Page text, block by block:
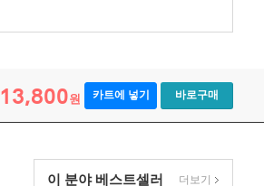
13,800원 카트에 넣기 바로구매
이 분야 베스트셀러 더보기